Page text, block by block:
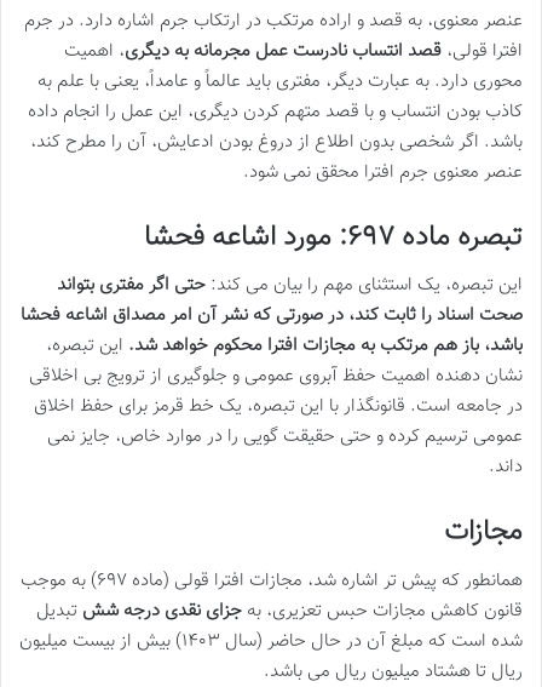
عنصر معنوی، به قصد و اراده مرتکب در ارتکاب جرم اشاره دارد. در جرم
افترا قولی، قصد انتساب نادرست عمل مجرمانه به دیگری، اهمیت
محوری دارد. به عبارت دیگر، مفتری باید عالماً و عامداً، یعنی با علم به
کاذب بودن انتساب و با قصد متهم کردن دیگری، این عمل را انجام داده
باشد. اگر شخصی بدون اطلاع از دروغ بودن ادعایش، آن را مطرح کند،
عنصر معنوی جرم افترا محقق نمی شود.
تبصره ماده ۶۹۷: مورد اشاعه فحشا
این تبصره، یک استثنای مهم را بیان می کند: حتی اگر مفتری بتواند
صحت اسناد را ثابت کند، در صورتی که نشر آن امر مصداق اشاعه فحشا
باشد، باز هم مرتکب به مجازات افترا محکوم خواهد شد. این تبصره،
نشان دهنده اهمیت حفظ آبروی عمومی و جلوگیری از ترویج بی اخلاقی
در جامعه است. قانونگذار با این تبصره، یک خط قرمز برای حفظ اخلاق
عمومی ترسیم کرده و حتی حقیقت گویی را در موارد خاص، جایز نمی
داند.
مجازات
همانطور که پیش تر اشاره شد، مجازات افترا قولی (ماده ۶۹۷) به موجب
قانون کاهش مجازات حبس تعزیری، به جزای نقدی درجه شش تبدیل
شده است که مبلغ آن در حال حاضر (سال ۱۴۰۳) بیش از بیست میلیون
ریال تا هشتاد میلیون ریال می باشد.